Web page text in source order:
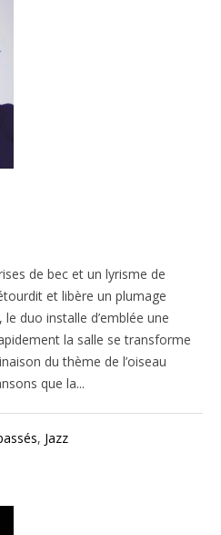
de bec et un lyrisme de
et libère un plumage
duo installe d’emblée une
la salle se transforme
du thème de l’oiseau
que la...
, Jazz